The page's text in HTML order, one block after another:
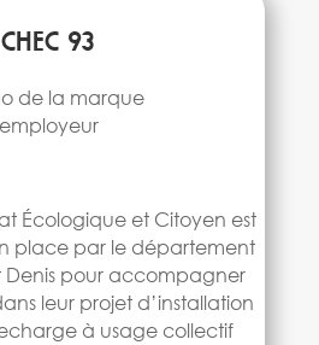
CHEC 93
Écologique et Citoyen est
place par le département
Denis pour accompagner
leur projet d’installation
à usage collectif